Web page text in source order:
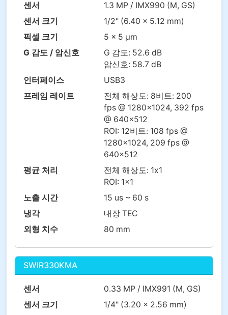
센서
1.3 MP / IMX990 (M, GS)
센서 크기
1/2" (6.40 x 5.12 mm)
픽셀 크기
5 x 5 µm
G 감도 / 암신호
G 감도: 52.6 dB
암신호: 58.7 dB
인터페이스
USB3
프레임 레이트
전체 해상도: 8비트: 200
fps @ 1280×1024, 392 fps
@ 640×512
ROI: 12비트: 108 fps @
1280×1024, 209 fps @
640×512
평균 처리
전체 해상도: 1x1
ROI: 1x1
노출 시간
15 us ~ 60 s
냉각
내장 TEC
외형 치수
80 mm
SWIR330KMA
센서
0.33 MP / IMX991 (M, GS)
센서 크기
1/4" (3.20 x 2.56 mm)